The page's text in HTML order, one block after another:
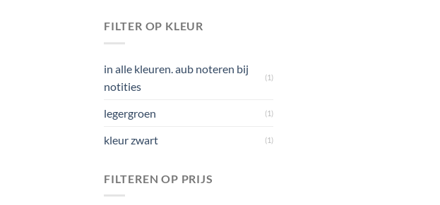
FILTER OP KLEUR
in alle kleuren. aub noteren bij
notities
(1)
legergroen (1)
kleur zwart (1)
FILTEREN OP PRIJS